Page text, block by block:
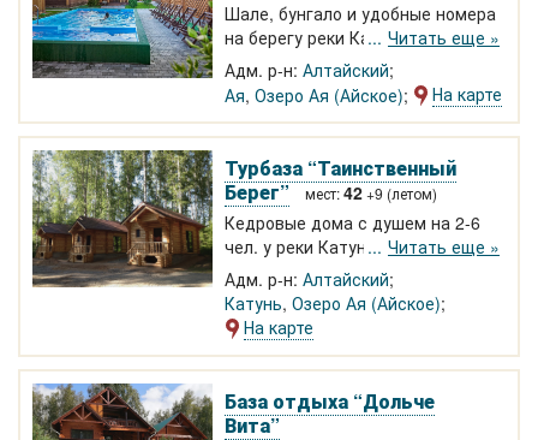
Шале, бунгало и удобные номера
на берегу реки Катунь у озера Ая.
Зимние дома и коттедж. Есть
номера с душем, ТV, чайником,
холодильником. На территории
беседки с видом на Катунь,
детская площадка, теплый
бассейн, две бани и автостоянка.
1330-4000 р.
Читать еще »
Адм. р-н: Алтайский
Ая, Озеро Ая (Айское) На карте
Турбаза “Таинственный
Берег”
мест:42+9 (летом)
Кедровые дома с душем на 2-6
чел. у реки Катунь в с. Катунь.
Озеро Ая и комплекс бассейнов
"Алтайская Ривьера" в 15 мин.
ходьбы. Прямой выход к реке и
живописный песчаный пляж,
завораживающие виды на горы.
Экскурсии, сплавы, конные
прогулки. От 880 р.
Читать еще »
Адм. р-н: Алтайский
Катунь, Озеро Ая (Айское)
На карте
База отдыха “Дольче
Вита”